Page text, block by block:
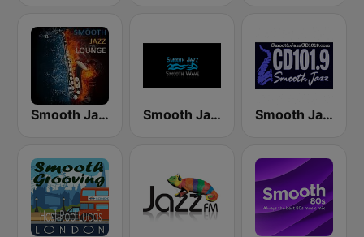
Smooth Jazz Lounge Smooth Jazz Smooth Wave Smooth Jazz Cd101.9 New York